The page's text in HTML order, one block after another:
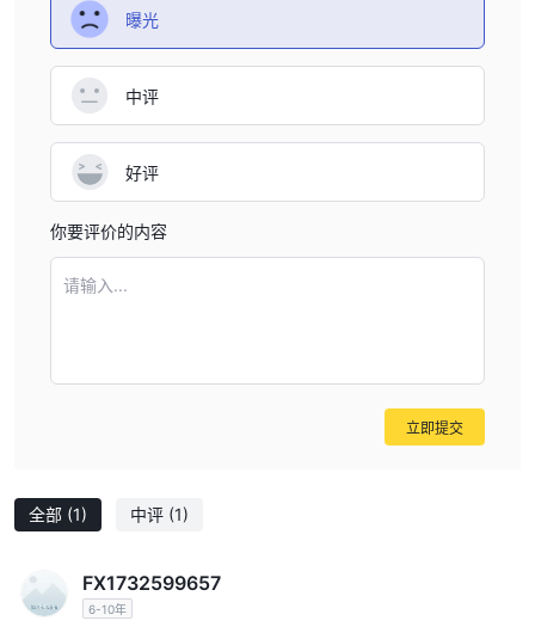
FINMAX 为交易者提供交易视图平台。
存款与取款
交易差价合约可能会产生利润，这需要Finmax客户在其在线账户上
存款政策
存款将通过银行转账、PayPal、Western Union进行。
公司将在银行账户的相关金额清算后的一个工作日内将相应金额存入
客户账户。
取款政策
全部 (1) 中评 (1)
FX1732599657
6-10年
曝光
中评
好评
你要评价的内容
请输入...
立即提交